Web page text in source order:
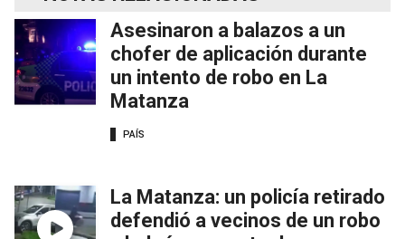
Asesinaron a balazos a un
chofer de aplicación durante
un intento de robo en La
Matanza
PAÍS
La Matanza: un policía retirado
defendió a vecinos de un robo